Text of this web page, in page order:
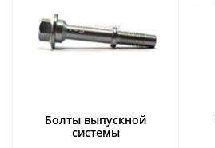
Болты выпускной
системы